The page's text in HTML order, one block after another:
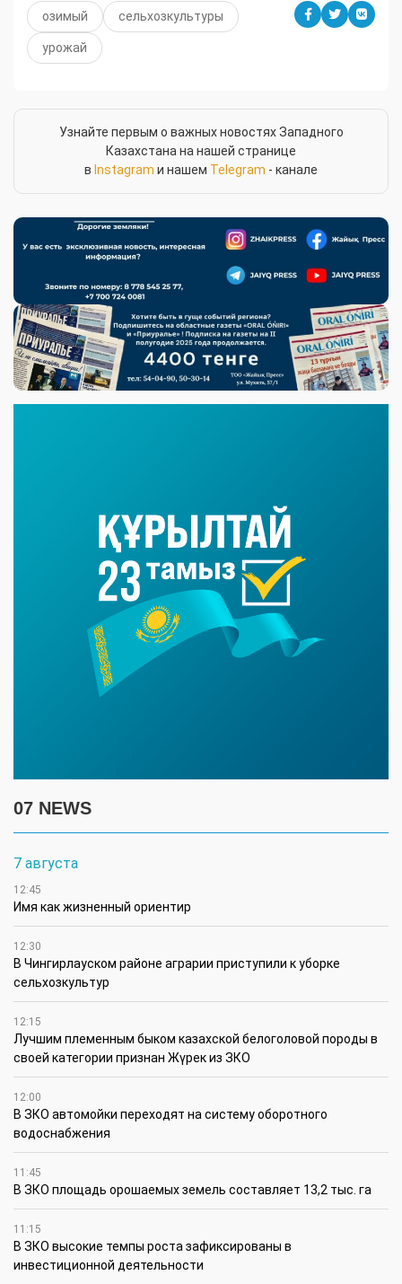
озимый сельхозкультуры
урожай
Узнайте первым о важных новостях Западного
Казахстана на нашей странице
в Instagram и нашем Telegram - канале
07 NEWS
7 августа
12:45
Имя как жизненный ориентир
12:30
В Чингирлауском районе аграрии приступили к уборке
сельхозкультур
12:15
Лучшим племенным быком казахской белоголовой породы в
своей категории признан Жүрек из ЗКО
12:00
В ЗКО автомойки переходят на систему оборотного
водоснабжения
11:45
В ЗКО площадь орошаемых земель составляет 13,2 тыс. га
11:15
В ЗКО высокие темпы роста зафиксированы в
инвестиционной деятельности